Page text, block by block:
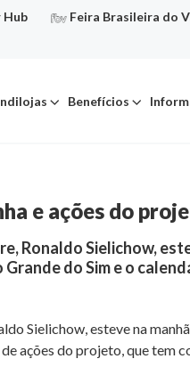
Hub Feira Brasileira do
Benefícios
e ações do
Ronaldo Sielichow,
do Sim e o
Sielichow, esteve na
ações do projeto, que